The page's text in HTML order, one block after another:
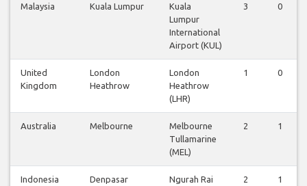
Malaysia Kuala Lumpur
Kuala
Lumpur
International
Airport (KUL)
3 0
United
Kingdom
London
Heathrow
London
Heathrow
(LHR)
1 0
Australia Melbourne
Melbourne
Tullamarine
(MEL)
2 1
Indonesia Denpasar
Ngurah Rai
2 1